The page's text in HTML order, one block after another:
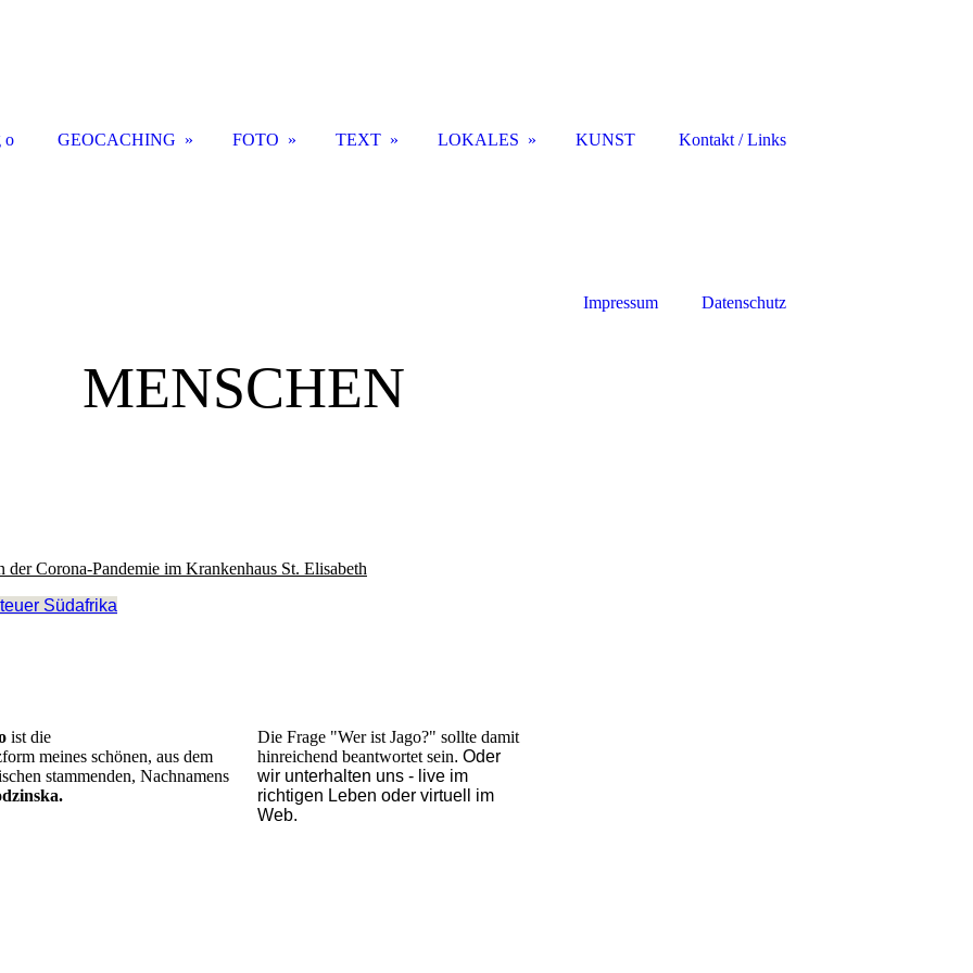
MENSCHEN
der Corona-Pandemie im Krankenhaus St. Elisabeth
Südafrika
ist die
meines schönen, aus dem
stammenden, Nachnamens
Die Frage "Wer ist Jago?" sollte damit
hinreichend beantwortet sein. Oder
wir unterhalten uns - live im
richtigen Leben oder virtuell im
Web.
o GEOCACHING FOTO TEXT LOKALES KUNST Kontakt / Links
Impressum Datenschutz